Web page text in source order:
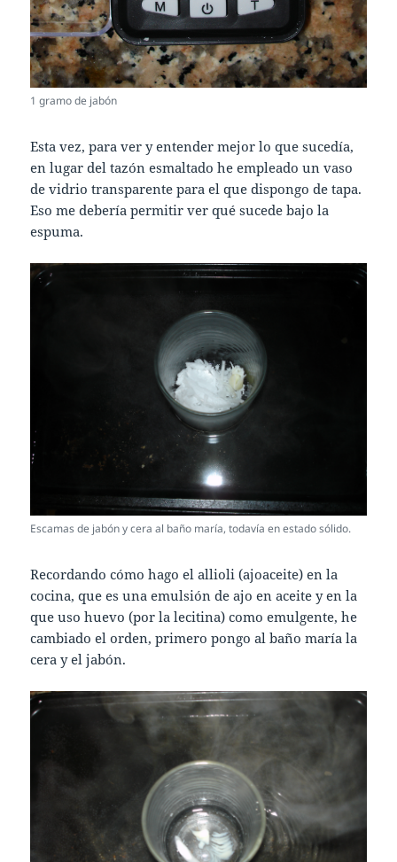
1 gramo de jabón
Esta vez, para ver y entender mejor lo que sucedía,
en lugar del tazón esmaltado he empleado un vaso
de vidrio transparente para el que dispongo de tapa.
Eso me debería permitir ver qué sucede bajo la
espuma.
Escamas de jabón y cera al baño maría, todavía en estado sólido.
Recordando cómo hago el allioli (ajoaceite) en la
cocina, que es una emulsión de ajo en aceite y en la
que uso huevo (por la lecitina) como emulgente, he
cambiado el orden, primero pongo al baño maría la
cera y el jabón.